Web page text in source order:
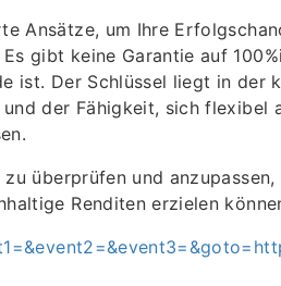
Ansätze, um Ihre
gibt keine Garantie auf
ist. Der Schlüssel liegt in der
der Fähigkeit, sich flexibel
überprüfen und
Renditen erzielen